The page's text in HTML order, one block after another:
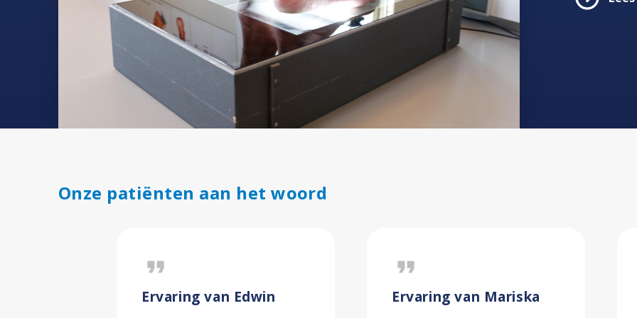
Onze patiënten aan het woord
format_quote
Ervaring van Edwin
format_quote
Ervaring van Mariska